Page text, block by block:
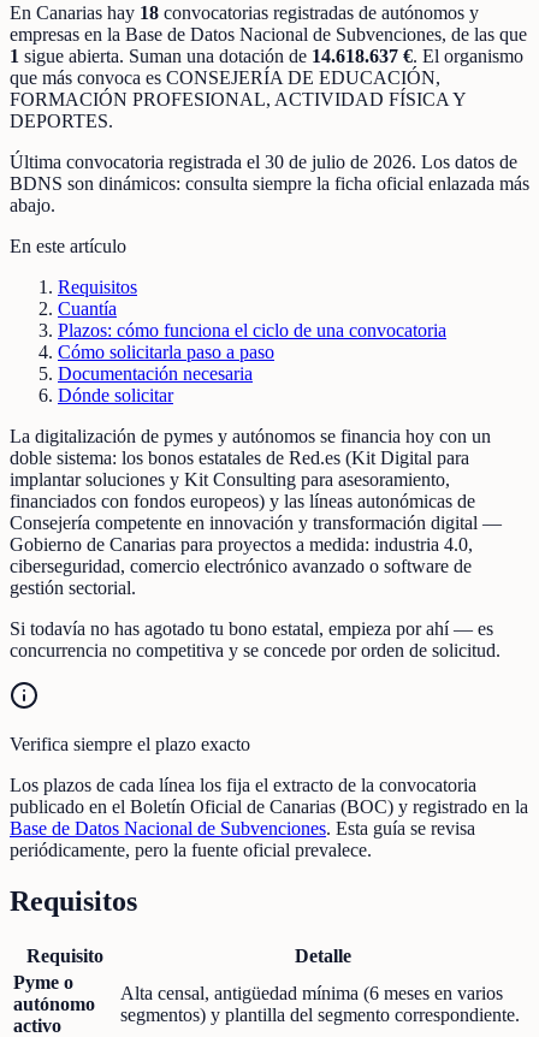
En Canarias hay 18 convocatorias registradas de autónomos y
empresas en la Base de Datos Nacional de Subvenciones, de las que
1 sigue abierta. Suman una dotación de 14.618.637 €. El organismo
que más convoca es CONSEJERÍA DE EDUCACIÓN,
FORMACIÓN PROFESIONAL, ACTIVIDAD FÍSICA Y
DEPORTES.
Última convocatoria registrada el 30 de julio de 2026. Los datos de
BDNS son dinámicos: consulta siempre la ficha oficial enlazada más
abajo.
En este artículo
Requisitos
Cuantía
Plazos: cómo funciona el ciclo de una convocatoria
Cómo solicitarla paso a paso
Documentación necesaria
Dónde solicitar
La digitalización de pymes y autónomos se financia hoy con un
doble sistema: los bonos estatales de Red.es (Kit Digital para
implantar soluciones y Kit Consulting para asesoramiento,
financiados con fondos europeos) y las líneas autonómicas de
Consejería competente en innovación y transformación digital —
Gobierno de Canarias para proyectos a medida: industria 4.0,
ciberseguridad, comercio electrónico avanzado o software de
gestión sectorial.
Si todavía no has agotado tu bono estatal, empieza por ahí — es
concurrencia no competitiva y se concede por orden de solicitud.
Verifica siempre el plazo exacto
Los plazos de cada línea los fija el extracto de la convocatoria
publicado en el Boletín Oficial de Canarias (BOC) y registrado en la
Base de Datos Nacional de Subvenciones. Esta guía se revisa
periódicamente, pero la fuente oficial prevalece.
Requisitos
Requisito
Detalle
Pyme o
autónomo
activo
Alta censal, antigüedad mínima (6 meses en varios
segmentos) y plantilla del segmento correspondiente.